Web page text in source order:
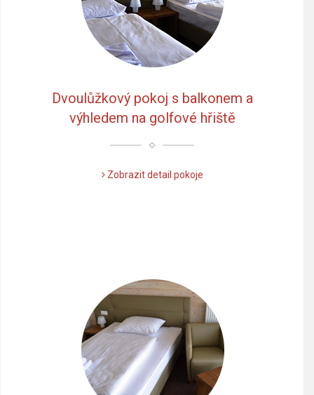
Dvoulůžkový pokoj s balkonem a
výhledem na golfové hřiště
Zobrazit detail pokoje